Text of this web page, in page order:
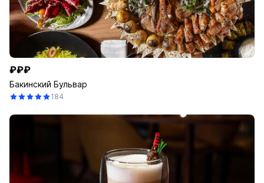
₽₽₽
Бакинский Бульвар
184